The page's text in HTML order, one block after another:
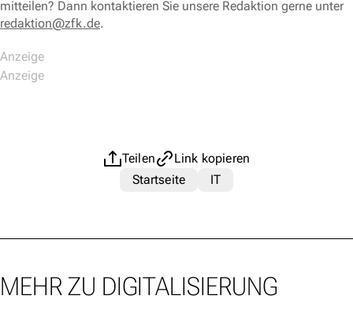
mitteilen? Dann kontaktieren Sie unsere Redaktion gerne unter
redaktion@zfk.de.
Teilen
Link kopieren
Startseite
IT
MEHR ZU DIGITALISIERUNG